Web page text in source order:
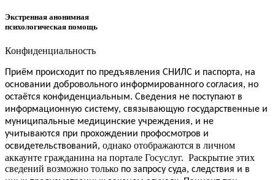
Экстренная анонимная
психологическая помощь
Конфиденциальность
Приём происходит по предъявления СНИЛС и паспорта, на
основании добровольного информированного согласия, но
остаётся конфиденциальным. Сведения не поступают в
информационную систему, связывающую государственные и
муниципальные медицинские учреждения, и не
учитываются при прохождении профосмотров и
освидетельствований, однако отображаются в личном
аккаунте гражданина на портале Госуслуг. Раскрытие этих
сведений возможно только по запросу суда, следствия и в